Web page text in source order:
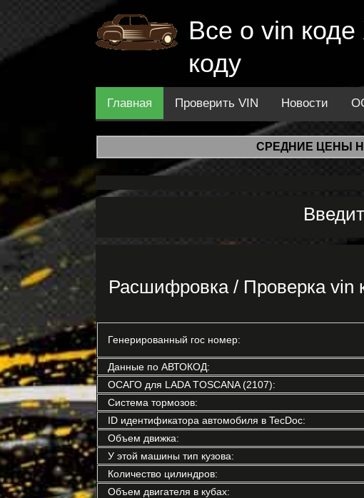
Все о vin
коду
Главная Проверить VIN Новости
СРЕДНИЕ ЦЕНЫ
Расшифровка / Проверка vin
Генерированный гос номер:
Данные по АВТОКОД:
ОСАГО для LADA TOSCANA (2107):
Система тормозов:
ID идентификатора автомобиля в TecDoc:
Объем движка:
У этой машины тип кузова:
Количество цилиндров:
Объем двигателя в кубах: